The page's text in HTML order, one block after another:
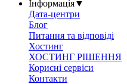
Інформація▼
Дата-центри
Блог
Питання та відповіді
Хостинг
ХОСТИНГ РІШЕННЯ
Корисні сервіси
Контакти